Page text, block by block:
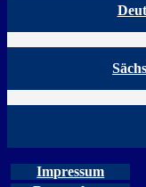
Impressum